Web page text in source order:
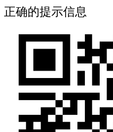
正确的提示信息